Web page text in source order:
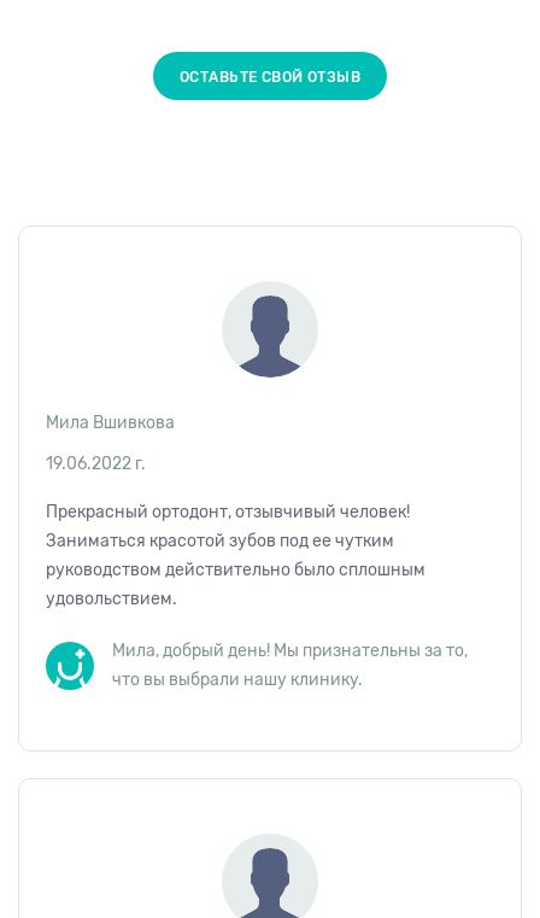
ОСТАВЬТЕ СВОЙ ОТЗЫВ
Мила Вшивкова
19.06.2022 г.
Прекрасный ортодонт, отзывчивый человек!
Заниматься красотой зубов под ее чутким
руководством действительно было сплошным
удовольствием.
Мила, добрый день! Мы признательны за то,
что вы выбрали нашу клинику.